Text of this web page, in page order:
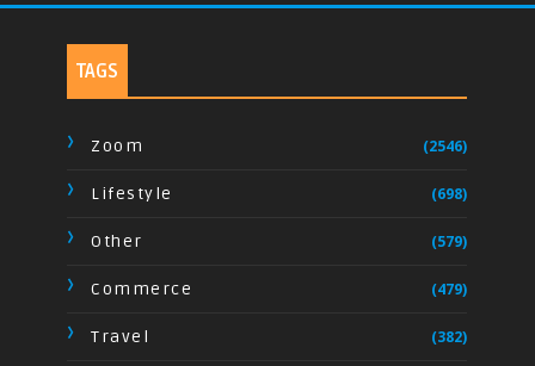
TAGS
Zoom (2546)
Lifestyle (698)
Other (579)
Commerce (479)
Travel (382)